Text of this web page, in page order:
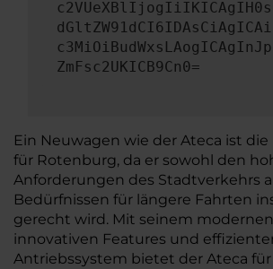
ZmFsc2UKICB9Cn0=
Ein Neuwagen wie der Ateca ist
für Rotenburg, da er sowohl den
Anforderungen des Stadtverkehrs
Bedürfnissen für längere Fahrten
gerecht wird. Mit seinem
innovativen Features und
Antriebssystem bietet der Ateca